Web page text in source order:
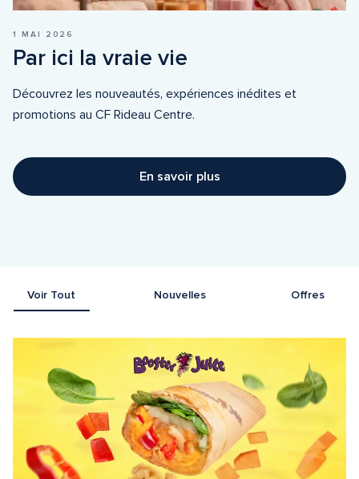
1 MAI 2026
Par ici la vraie vie
Découvrez les nouveautés, expériences inédites et
promotions au CF Rideau Centre.
En savoir plus
Voir Tout Nouvelles Offres